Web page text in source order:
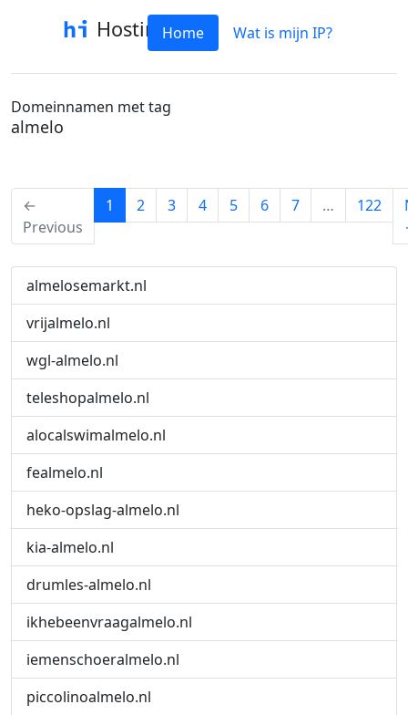
HostinfoHome Wat is mijn IP?
Domeinnamen met tag
almelo
←
Previous
1 (current)
2 3 4 5 6 7 … 122
almelosemarkt.nl
vrijalmelo.nl
wgl-almelo.nl
teleshopalmelo.nl
alocalswimalmelo.nl
fealmelo.nl
heko-opslag-almelo.nl
kia-almelo.nl
drumles-almelo.nl
ikhebeenvraagalmelo.nl
iemenschoeralmelo.nl
piccolinoalmelo.nl